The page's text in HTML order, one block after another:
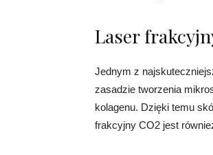
Laser
Jednym z
zasadzie tworzenia
kolagenu. Dzięki temu
frakcyjny CO2 jest